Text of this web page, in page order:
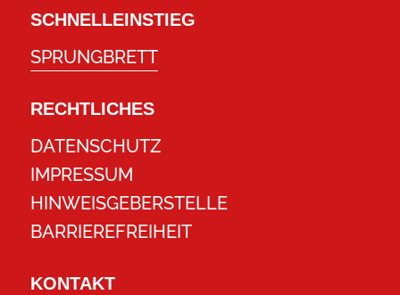
SCHNELLEINSTIEG
SPRUNGBRETT
RECHTLICHES
DATENSCHUTZ
IMPRESSUM
HINWEISGEBERSTELLE
BARRIEREFREIHEIT
KONTAKT